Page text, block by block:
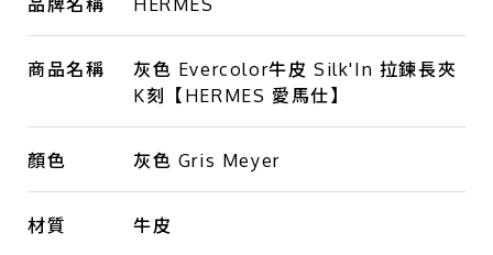
品牌名稱 HERMES
商品名稱
灰色 Evercolor牛皮 Silk'In 拉鍊長夾
K刻【HERMES 愛馬仕】
顏色 灰色 Gris Meyer
材質 牛皮